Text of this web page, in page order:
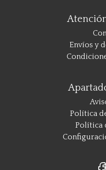
Envíos y
Política
Política